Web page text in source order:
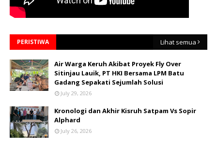
PERISTIWA Lihat semua
Air Warga Keruh Akibat Proyek Fly Over
Sitinjau Lauik, PT HKI Bersama LPM Batu
Gadang Sepakati Sejumlah Solusi
July 29, 2026
Kronologi dan Akhir Kisruh Satpam Vs Sopir
Alphard
July 26, 2026